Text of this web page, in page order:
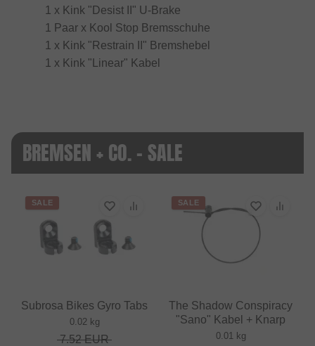
1 x Kink "Desist II" U-Brake
1 Paar x Kool Stop Bremsschuhe
1 x Kink "Restrain II" Bremshebel
1 x Kink "Linear" Kabel
BREMSEN + CO. - SALE
SALE
Subrosa Bikes Gyro Tabs
0.02 kg
7.52EUR
SALE
The Shadow Conspiracy
"Sano" Kabel + Knarp
0.01 kg